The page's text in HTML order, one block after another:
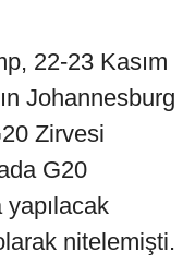
22-23 Kasım
Johannesburg
Zirvesi
G20
nitelemişti.